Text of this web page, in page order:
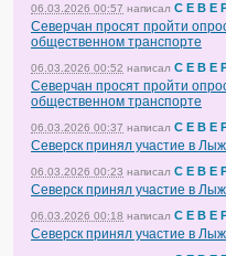
06.03.2026 00:57 написал С Е В Е
Северчан просят пройти
общественном транспорте
06.03.2026 00:52 написал С Е В Е
Северчан просят пройти
общественном транспорте
06.03.2026 00:37 написал С Е В Е
Северск принял участие в
06.03.2026 00:23 написал С Е В Е
Северск принял участие в
06.03.2026 00:18 написал С Е В Е
Северск принял участие в